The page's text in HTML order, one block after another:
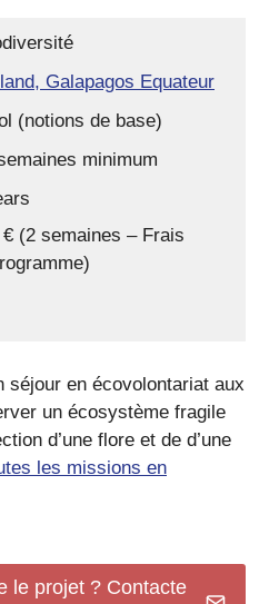
Galapagos Equateur
(notions de base)
minimum
(2 semaines – Frais
séjour en écovolontariat aux
un écosystème fragile
d’une flore et de d’une
les missions en
le projet ? Contacte